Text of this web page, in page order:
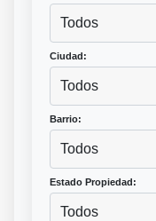
Todos
Ciudad:
Todos
Barrio:
Todos
Estado Propiedad:
Todos